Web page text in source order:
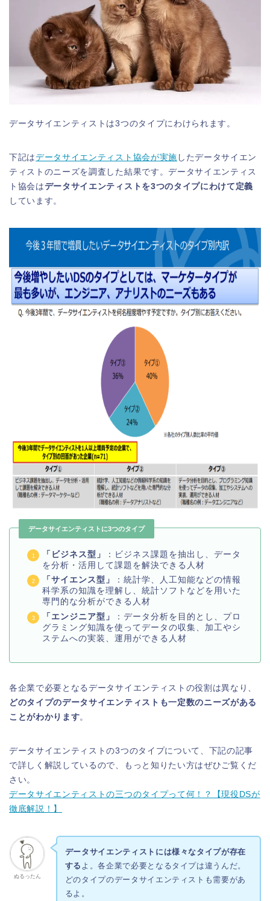
データサイエンティストは3つのタイプにわけられます 。
下記はデータサイエンティスト協会が実施 したデータサイエン
ティストのニーズを調査した結果です。データサイエンティス
ト協会はデータサイエンティストを3つのタイプにわけて定義
しています。
データサイエンティストに3つのタイプ
「ビジネス型」
：ビジネス課題を抽出し、データ
を分析・活用して課題を解決できる人材
「サイエンス型」
：統計学、人工知能などの情報
科学系の知識を理解し、統計ソフトなどを用いた
専門的な分析ができる人材
「エンジニア型」
：データ分析を目的とし、プロ
グラミング知識を使ってデータの収集、加工やシ
ステムへの実装、運用ができる人材
各企業で必要となるデータサイエンティストの役割は異なり、
どのタイプのデータサイエンティストも一定数のニーズがある
ことがわかります。
データサイエンティストの3つのタイプについて、下記の記事
で詳しく解説しているので、もっと知りたい方はぜひご覧くだ
さい。
データサイエンティストの三つのタイプって何！？【現役DSが
徹底解説！】
ぬるったん
データサイエンティストには様々なタイプが存在
する よ。各企業で必要となるタイプは違うんだ。
どのタイプのデータサイエンティストも需要があ
るよ。